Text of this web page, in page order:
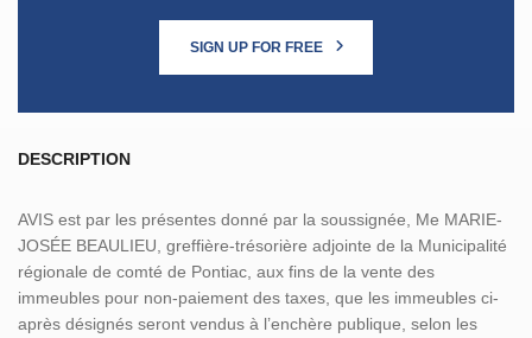
SIGN UP FOR FREE
DESCRIPTION
AVIS est par les présentes donné par la soussignée, Me MARIE-
JOSÉE BEAULIEU, greffière-trésorière adjointe de la Municipalité
régionale de comté de Pontiac, aux fins de la vente des
immeubles pour non-paiement des taxes, que les immeubles ci-
après désignés seront vendus à l’enchère publique, selon les